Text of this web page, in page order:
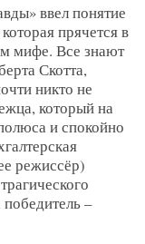
ввел понятие
прячется в
мифе. Все знают
Скотта,
никто не
который на
и спокойно
режиссёр)
–